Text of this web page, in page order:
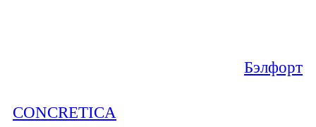
CONCRETICA
Бэлфорт